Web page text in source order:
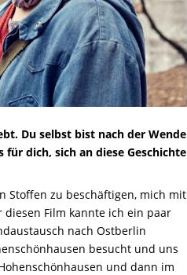
Du selbst bist nach der Wende
dich, sich an diese Geschichte
Stoffen zu beschäftigen, mich mit
Film kannte ich ein paar
nach Ostberlin
besucht und uns
und dann im